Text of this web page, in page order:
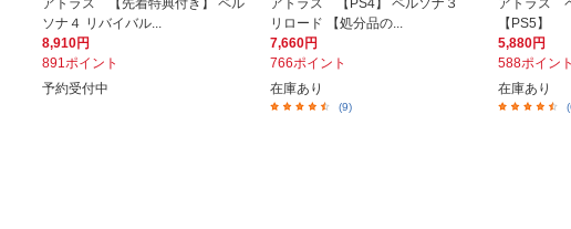
アトラス 【先着特典付き】 ペル
ソナ４ リバイバル...
8,910円
891ポイント
予約受付中
アトラス 【PS4】 ペルソナ３
リロード 【処分品の...
7,660円
766ポイント
在庫あり
(9)
アトラス
【PS5】
5,880円
588ポイント
在庫あり